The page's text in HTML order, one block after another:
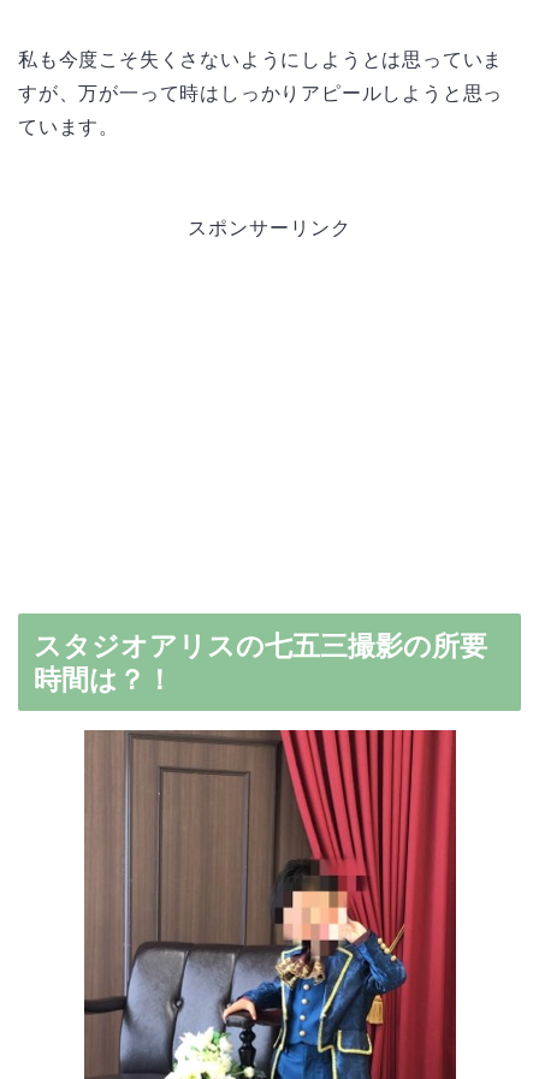
私も今度こそ失くさないようにしようとは思っていま
すが、万が一って時はしっかりアピールしようと思っ
ています。
スポンサーリンク
スタジオアリスの七五三撮影の所要
時間は？！